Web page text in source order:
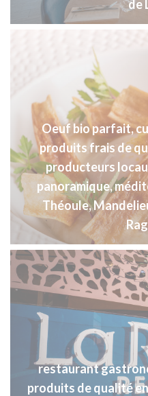
de
Oeuf bio parfait,
produits frais de
producteurs
panoramique,
Théoule,
restaurant
produits de qualité